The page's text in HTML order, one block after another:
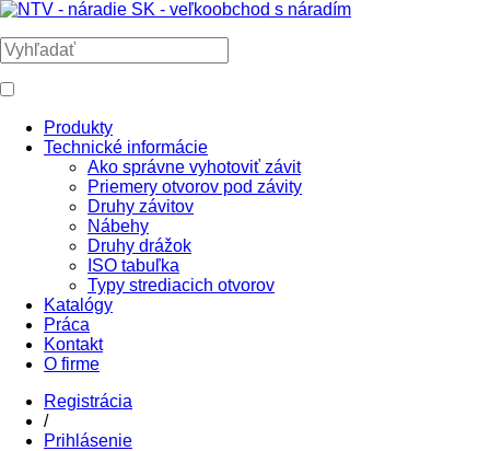
Produkty
Technické informácie
Ako správne vyhotoviť závit
Priemery otvorov pod závity
Druhy závitov
Nábehy
Druhy drážok
ISO tabuľka
Typy strediacich otvorov
Katalógy
Práca
Kontakt
O firme
Registrácia
/
Prihlásenie